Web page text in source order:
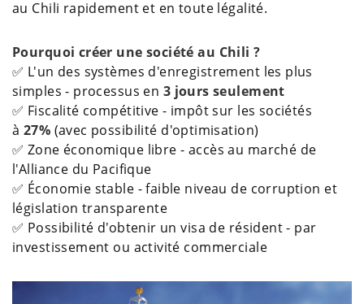
au Chili rapidement et en toute légalité.
Pourquoi créer une société au Chili ?
✅ L'un des systèmes d'enregistrement les plus
simples - processus en 3 jours seulement
✅ Fiscalité compétitive - impôt sur les sociétés
à 27% (avec possibilité d'optimisation)
✅ Zone économique libre - accès au marché de
l'Alliance du Pacifique
✅ Économie stable - faible niveau de corruption et
législation transparente
✅ Possibilité d'obtenir un visa de résident - par
investissement ou activité commerciale